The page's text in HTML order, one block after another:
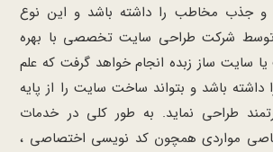
و جذب مخاطب را داشته باشد و این نوع
شرکت طراحی سایت تخصصی با بهره
سایت ساز زبده انجام خواهد گرفت که علم
داشته باشد و بتواند ساخت سایت را از پایه
طراحی نماید. به طور کلی در خدمات
مواردی همچون کد نویسی اختصاصی ،